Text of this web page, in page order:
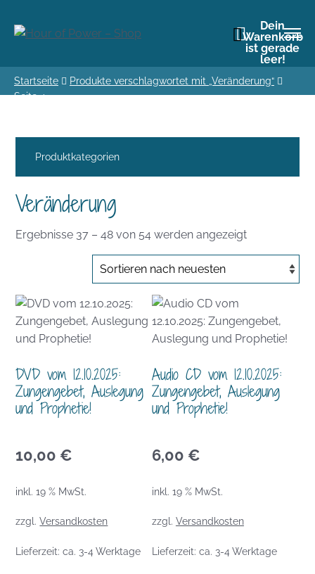
Dein
Warenkorb
ist gerade
leer!
Startseite
Produkte verschlagwortet mit „Veränderung“
Seite 4
Produktkategorien
Veränderung
Ergebnisse 37 – 48 von 54 werden angezeigtNach
Aktualität
DVD vom 12.10.2025:
Zungengebet, Auslegung
und Prophetie!
10,00 €
inkl. 19 % MwSt.
zzgl.Versandkosten
Lieferzeit:ca. 3-4 Werktage
Audio CD vom 12.10.2025:
Zungengebet, Auslegung
und Prophetie!
6,00 €
inkl. 19 % MwSt.
zzgl. Versandkosten
Lieferzeit: ca. 3-4 Werktage